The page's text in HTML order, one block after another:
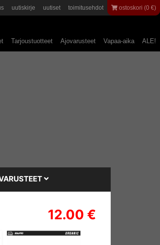
uutiskirje uutiset toimitusehdot ostoskori (0 €)
Tarjoustuotteet Ajovarusteet Vapaa-aika ALE!
12.00 €